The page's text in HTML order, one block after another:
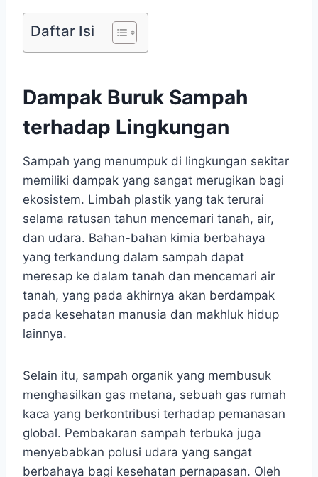
Daftar Isi
Dampak Buruk Sampah
terhadap Lingkungan
Sampah yang menumpuk di lingkungan sekitar
memiliki dampak yang sangat merugikan bagi
ekosistem. Limbah plastik yang tak terurai
selama ratusan tahun mencemari tanah, air,
dan udara. Bahan-bahan kimia berbahaya
yang terkandung dalam sampah dapat
meresap ke dalam tanah dan mencemari air
tanah, yang pada akhirnya akan berdampak
pada kesehatan manusia dan makhluk hidup
lainnya.
Selain itu, sampah organik yang membusuk
menghasilkan gas metana, sebuah gas rumah
kaca yang berkontribusi terhadap pemanasan
global. Pembakaran sampah terbuka juga
menyebabkan polusi udara yang sangat
berbahaya bagi kesehatan pernapasan. Oleh